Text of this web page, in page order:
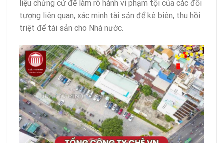
liệu chứng cứ để làm rõ hành vi phạm tội của các đối
tượng liên quan, xác minh tài sản để kê biên, thu hồi
triệt để tài sản cho Nhà nước.